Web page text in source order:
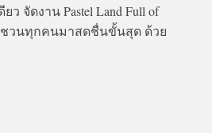
ว จัดงาน Pastel Land Full of
ที่ชวนทุกคนมาสดชื่นขั้นสุด ด้วย